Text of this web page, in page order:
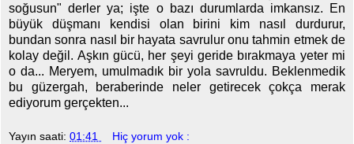
soğusun" derler ya; işte o bazı durumlarda imkansız. En
büyük düşmanı kendisi olan birini kim nasıl durdurur,
bundan sonra nasıl bir hayata savrulur onu tahmin etmek de
kolay değil. Aşkın gücü, her şeyi geride bırakmaya yeter mi
o da... Meryem, umulmadık bir yola savruldu. Beklenmedik
bu güzergah, beraberinde neler getirecek çokça merak
ediyorum gerçekten...
Yayın saati: 01:41 Hiç yorum yok :